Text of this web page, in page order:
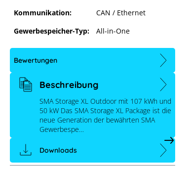
SMA Storage XL Outdoor
107kWh/50kW
Kommunikation:
CAN / Ethernet
Gewerbespeicher-Typ:
All-in-One
Bewertungen
Beschreibung
SMA Storage XL Outdoor mit 107 kWh und
50 kW Das SMA Storage XL Package ist die
neue Generation der bewährten SMA
Gewerbespe…
Downloads